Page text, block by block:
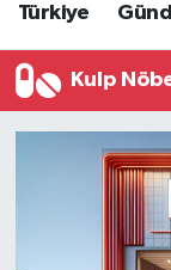
Türkiye
Kulp
Süper Lig
Tüm
Son
Haber